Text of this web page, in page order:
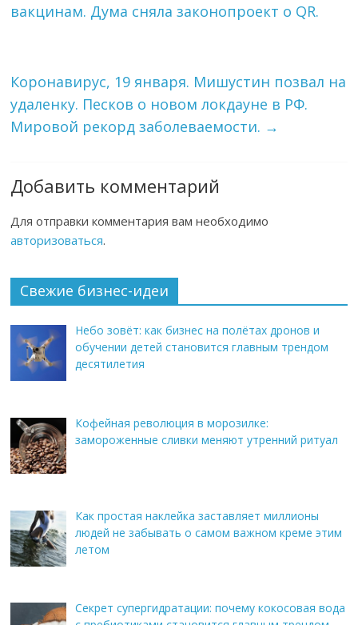
вакцинам. Дума сняла законопроект о QR.
Коронавирус, 19 января. Мишустин позвал на
удаленку. Песков о новом локдауне в РФ.
Мировой рекорд заболеваемости. →
Добавить комментарий
Для отправки комментария вам необходимо
авторизоваться.
Свежие бизнес-идеи
Небо зовёт: как бизнес на полётах дронов и
обучении детей становится главным трендом
десятилетия
Кофейная революция в морозилке:
замороженные сливки меняют утренний ритуал
Как простая наклейка заставляет миллионы
людей не забывать о самом важном креме этим
летом
Секрет супергидратации: почему кокосовая вода